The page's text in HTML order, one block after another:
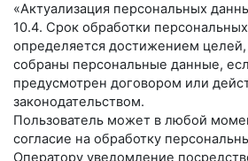
«Актуализация персональных
10.4. Срок обработки
определяется достижением
собраны персональные данные,
предусмотрен договором или
законодательством.
Пользователь может в любой
согласие на обработку
Оператору уведомление